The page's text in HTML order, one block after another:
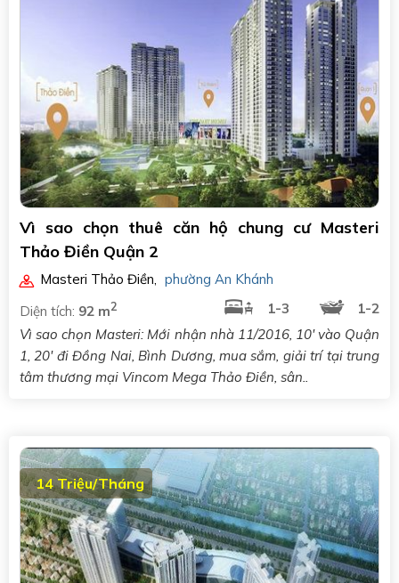
Vì sao chọn thuê căn hộ chung cư Masteri
Thảo Điền Quận 2
Masteri Thảo Điền
phường An Khánh
Diện tích: 92 m2 1-3
1-2
Vì sao chọn Masteri: Mới nhận nhà 11/2016, 10' vào Quận
1, 20' đi Đồng Nai, Bình Dương, mua sắm, giải trí tại trung
tâm thương mại Vincom Mega Thảo Điền, sân..
14 Triệu/Tháng